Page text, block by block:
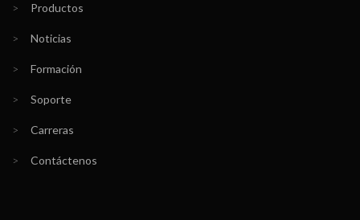
> Productos
> Noticias
> Formación
> Soporte
> Carreras
> Contáctenos